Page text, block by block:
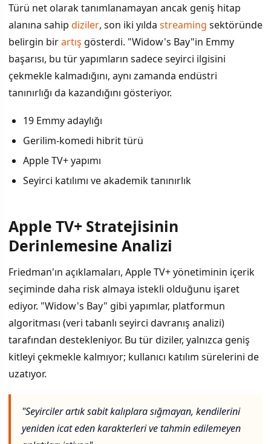
Türü net olarak tanımlanamayan ancak geniş hitap
alanına sahip diziler, son iki yılda streaming sektöründe
belirgin birartış gösterdi. "Widow's Bay"in Emmy
başarısı, bu tür yapımların sadece seyirci ilgisini
çekmekle kalmadığını, aynı zamanda endüstri
tanınırlığı da kazandığını gösteriyor.
19 Emmy adaylığı
Gerilim-komedi hibrit türü
Apple TV+ yapımı
Seyirci katılımı ve akademik tanınırlık
Apple TV+ Stratejisinin
Derinlemesine Analizi
Friedman'ın açıklamaları, Apple TV+ yönetiminin içerik
seçiminde daha risk almaya istekli olduğunu işaret
ediyor. "Widow's Bay" gibi yapımlar, platformun
algoritması (veri tabanlı seyirci davranış analizi)
tarafından destekleniyor. Bu tür diziler, yalnızca geniş
kitleyi çekmekle kalmıyor; kullanıcı katılım sürelerini de
uzatıyor.
"Seyirciler artık sabit kalıplara sığmayan, kendilerini
yeniden icat eden karakterleri ve tahmin edilemeyen